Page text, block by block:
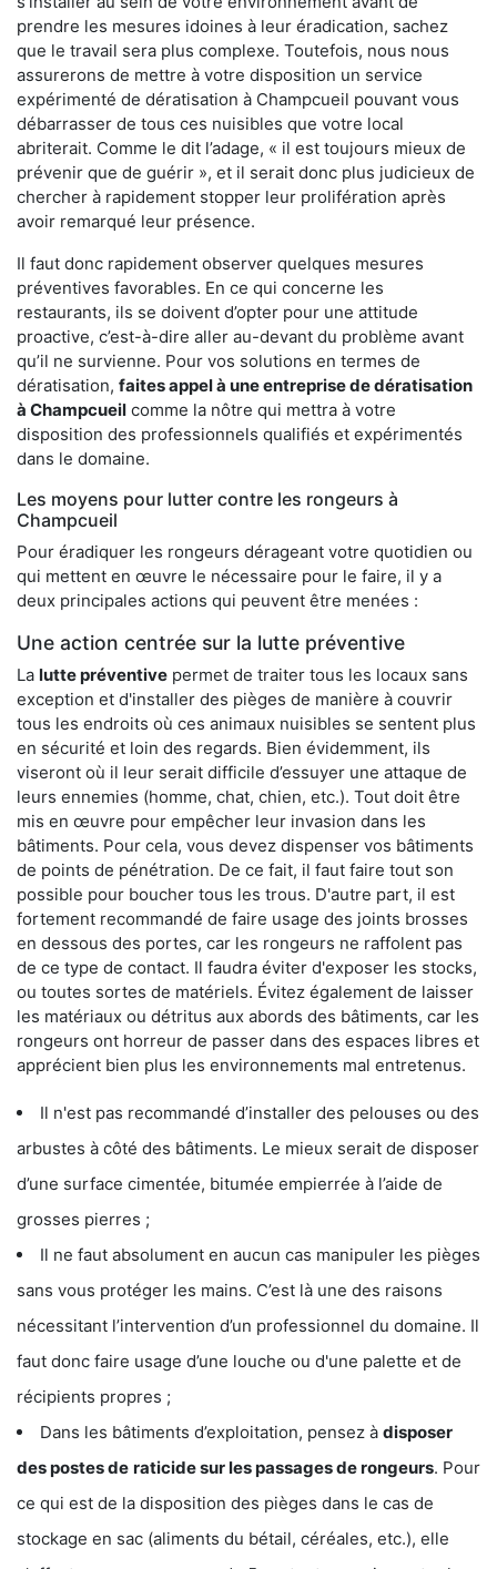
prendre les mesures idoines à leur éradication, sachez
que le travail sera plus complexe. Toutefois, nous nous
assurerons de mettre à votre disposition un service
expérimenté de dératisation à Champcueil pouvant vous
débarrasser de tous ces nuisibles que votre local
abriterait. Comme le dit l’adage, « il est toujours mieux de
prévenir que de guérir », et il serait donc plus judicieux de
chercher à rapidement stopper leur prolifération après
avoir remarqué leur présence.
Il faut donc rapidement observer quelques mesures
préventives favorables. En ce qui concerne les
restaurants, ils se doivent d’opter pour une attitude
proactive, c’est-à-dire aller au-devant du problème avant
qu’il ne survienne. Pour vos solutions en termes de
dératisation, faites appel à une entreprise de dératisation
à Champcueil comme la nôtre qui mettra à votre
disposition des professionnels qualifiés et expérimentés
dans le domaine.
Les moyens pour lutter contre les rongeurs à
Champcueil
Pour éradiquer les rongeurs dérageant votre quotidien ou
qui mettent en œuvre le nécessaire pour le faire, il y a
deux principales actions qui peuvent être menées :
Une action centrée sur la lutte préventive
La lutte préventive permet de traiter tous les locaux sans
exception et d'installer des pièges de manière à couvrir
tous les endroits où ces animaux nuisibles se sentent plus
en sécurité et loin des regards. Bien évidemment, ils
viseront où il leur serait difficile d’essuyer une attaque de
leurs ennemies (homme, chat, chien, etc.). Tout doit être
mis en œuvre pour empêcher leur invasion dans les
bâtiments. Pour cela, vous devez dispenser vos bâtiments
de points de pénétration. De ce fait, il faut faire tout son
possible pour boucher tous les trous. D'autre part, il est
fortement recommandé de faire usage des joints brosses
en dessous des portes, car les rongeurs ne raffolent pas
de ce type de contact. Il faudra éviter d'exposer les stocks,
ou toutes sortes de matériels. Évitez également de laisser
les matériaux ou détritus aux abords des bâtiments, car les
rongeurs ont horreur de passer dans des espaces libres et
apprécient bien plus les environnements mal entretenus.
Il n'est pas recommandé d’installer des pelouses ou des
arbustes à côté des bâtiments. Le mieux serait de disposer
d’une surface cimentée, bitumée empierrée à l’aide de
grosses pierres ;
Il ne faut absolument en aucun cas manipuler les pièges
sans vous protéger les mains. C’est là une des raisons
nécessitant l’intervention d’un professionnel du domaine. Il
faut donc faire usage d’une louche ou d'une palette et de
récipients propres ;
Dans les bâtiments d’exploitation, pensez à disposer
des postes de raticide sur les passages de rongeurs. Pour
ce qui est de la disposition des pièges dans le cas de
stockage en sac (aliments du bétail, céréales, etc.), elle